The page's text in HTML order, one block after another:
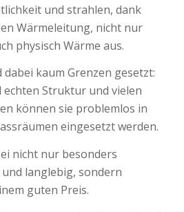
und strahlen, dank
Wärmeleitung, nicht nur
physisch Wärme aus.
kaum Grenzen gesetzt:
echten Struktur und vielen
können sie problemlos in
eingesetzt werden.
nicht nur besonders
langlebig, sondern
guten Preis.